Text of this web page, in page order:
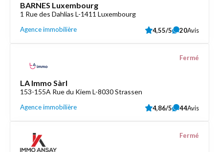
BARNES Luxembourg
1 Rue des Dahlias L-1411 Luxembourg
Agence immobilière 4,55/5 20Avis
LA Immo Sàrl
153-155A Rue du Kiem L-8030 Strassen
Agence immobilière
Fermé
4,86/5 44Avis
Fermé